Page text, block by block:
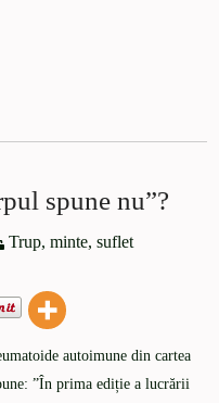
spune nu”?
Trup, minte, suflet
autoimune din cartea
”În prima ediție a lucrării